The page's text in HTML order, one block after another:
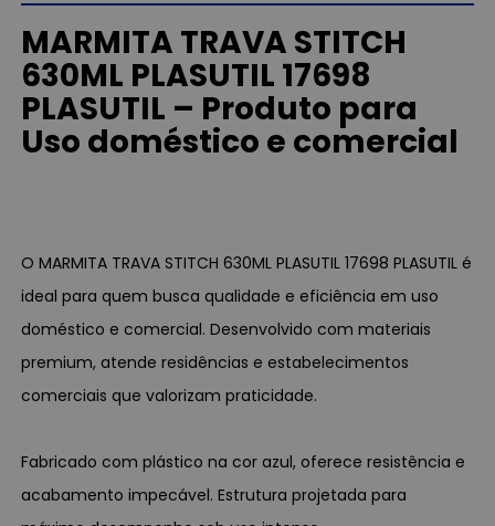
MARMITA TRAVA STITCH
630ML PLASUTIL 17698
PLASUTIL – Produto para
Uso doméstico e comercial
O MARMITA TRAVA STITCH 630ML PLASUTIL 17698 PLASUTIL é
ideal para quem busca qualidade e eficiência em uso
doméstico e comercial. Desenvolvido com materiais
premium, atende residências e estabelecimentos
comerciais que valorizam praticidade.
Fabricado com plástico na cor azul, oferece resistência e
acabamento impecável. Estrutura projetada para